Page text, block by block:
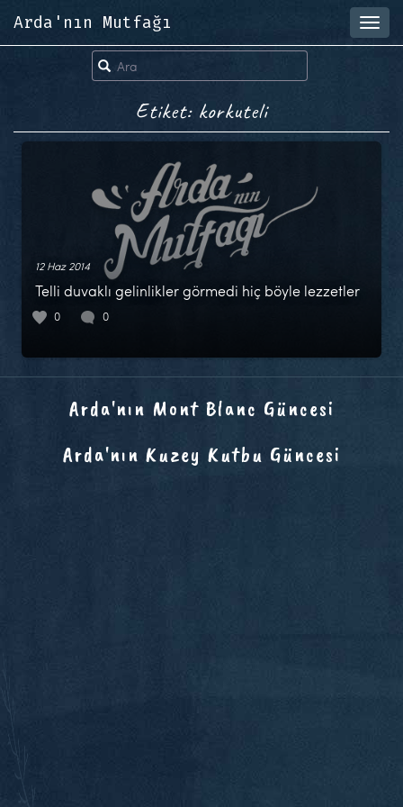
Arda'nın Mutfağı
Etiket: korkuteli
12 Haz 2014
Telli duvaklı gelinlikler görmedi hiç böyle lezzetler
0 0
Arda'nın Mont Blanc Güncesi
Arda'nın Kuzey Kutbu Güncesi